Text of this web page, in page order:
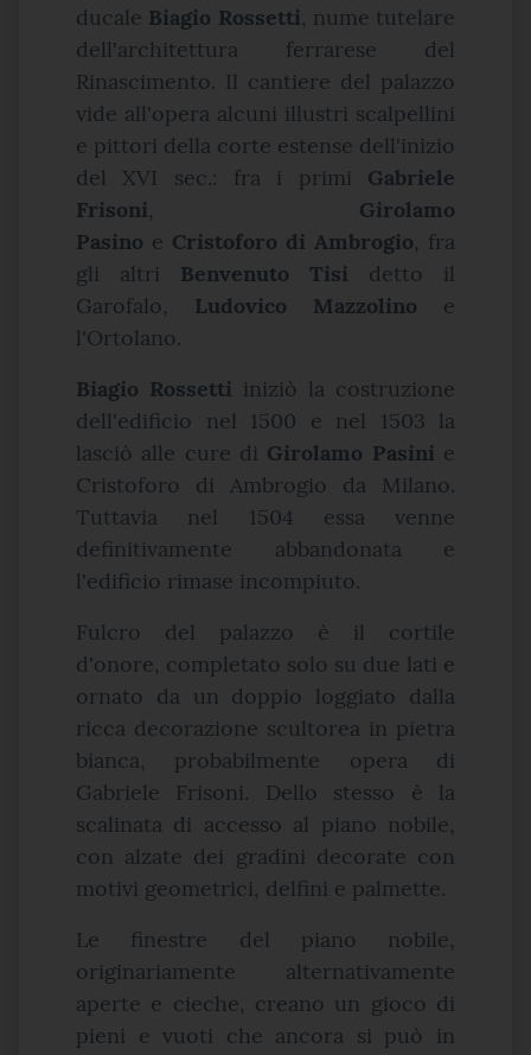
ducale Biagio Rossetti, nume tutelare
dell'architettura ferrarese del
Rinascimento. Il cantiere del palazzo
vide all'opera alcuni illustri scalpellini
e pittori della corte estense dell'inizio
del XVI sec.: fra i primi Gabriele
Frisoni, Girolamo
Pasino e Cristoforo di Ambrogio, fra
gli altri Benvenuto Tisi detto il
Garofalo, Ludovico Mazzolino e
l'Ortolano.
Biagio Rossetti iniziò la costruzione
dell'edificio nel 1500 e nel 1503 la
lasciò alle cure di Girolamo Pasini e
Cristoforo di Ambrogio da Milano.
Tuttavia nel 1504 essa venne
definitivamente abbandonata e
l'edificio rimase incompiuto.
Fulcro del palazzo è il cortile
d'onore, completato solo su due lati e
ornato da un doppio loggiato dalla
ricca decorazione scultorea in pietra
bianca, probabilmente opera di
Gabriele Frisoni. Dello stesso è la
scalinata di accesso al piano nobile,
con alzate dei gradini decorate con
motivi geometrici, delfini e palmette.
Le finestre del piano nobile,
originariamente alternativamente
aperte e cieche, creano un gioco di
pieni e vuoti che ancora si può in